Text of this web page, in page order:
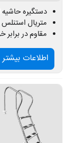
دستگیره
متریال استنلس
مقاوم در برابر
اطلاعات بیشتر